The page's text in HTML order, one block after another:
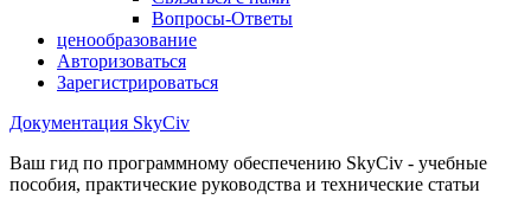
Вопросы-Ответы
ценообразование
Авторизоваться
Зарегистрироваться
Документация SkyCiv
Ваш гид по программному обеспечению SkyCiv - учебные
пособия, практические руководства и технические статьи